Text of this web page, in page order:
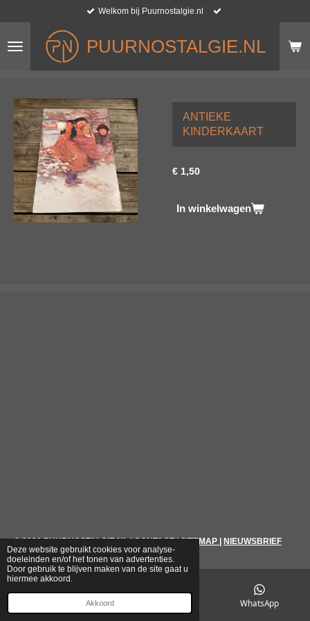
Deze website gebruikt cookies voor analyse-
doeleinden en/of het tonen van advertenties.
Door gebruik te blijven maken van de site gaat u
hiermee akkoord.
Akkoord
naar
hoofdinhoud
PUURNOSTALGIE.NL
Welkom bij Puurnostalgie.nl
ANTIEKE
KINDERKAART
€ 1,50
In winkelwagen
© 2026 PUURNOSTALGIE.NL|CONTACT|SITEMAP NIEUWSBRIEF
WhatsApp